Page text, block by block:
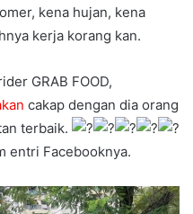
kena hujan, kena
kerja korang kan.
GRAB FOOD,
cakap dengan dia orang
terbaik.
entri Facebooknya.